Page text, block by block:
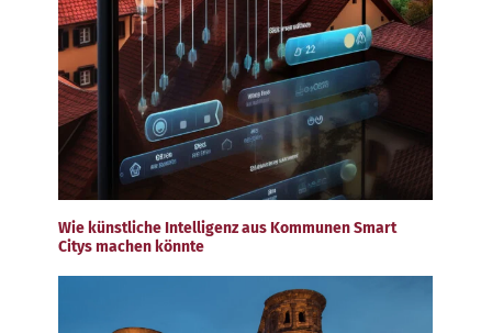
Wie künstliche Intelligenz aus Kommunen Smart
Citys machen könnte